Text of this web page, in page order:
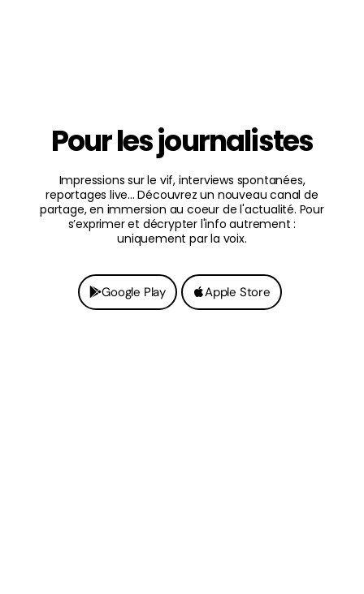
Pour les journalistes
Impressions sur le vif, interviews spontanées,
reportages live... Découvrez un nouveau canal de
partage, en immersion au coeur de l'actualité. Pour
s’exprimer et décrypter l'info autrement :
uniquement par la voix.
Google Play Apple Store